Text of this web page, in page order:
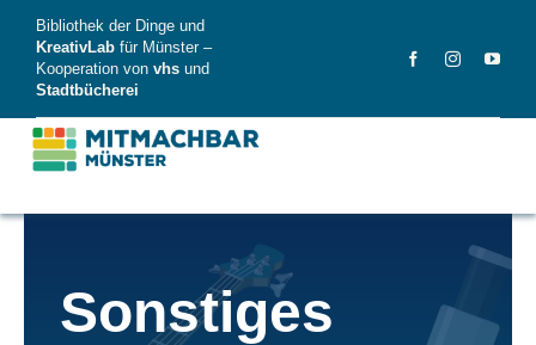
content
Bibliothek der Dinge und
KreativLab für Münster –
Kooperation von vhs und
Stadtbücherei
DingeSonstiges